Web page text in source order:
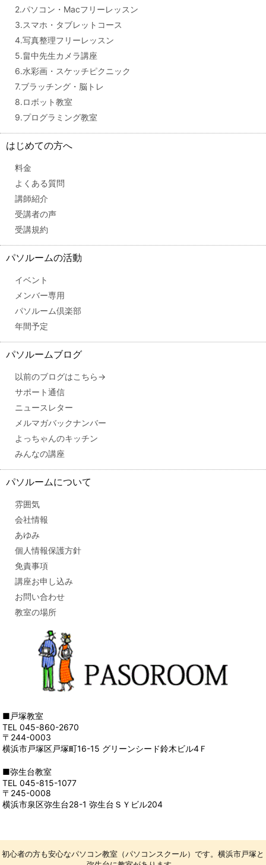
2.パソコン・Macフリーレッスン
3.スマホ・タブレットコース
4.写真整理フリーレッスン
5.畠中先生カメラ講座
6.水彩画・スケッチピクニック
7.ブラッチング・脳トレ
8.ロボット教室
9.プログラミング教室
はじめての方へ
料金
よくある質問
講師紹介
受講者の声
受講規約
パソルームの活動
イベント
メンバー専用
パソルーム倶楽部
年間予定
パソルームブログ
以前のブログはこちら→
サポート通信
ニュースレター
メルマガバックナンバー
よっちゃんのキッチン
みんなの講座
パソルームについて
雰囲気
会社情報
あゆみ
個人情報保護方針
免責事項
講座お申し込み
お問い合わせ
教室の場所
■戸塚教室
TEL 045-860-2670
〒244-0003
横浜市戸塚区戸塚町16-15 グリーンシード鈴木ビル4Ｆ
■弥生台教室
TEL 045-815-1077
〒245-0008
横浜市泉区弥生台28-1 弥生台ＳＹビル204
初心者の方も安心なパソコン教室（パソコンスクール）です。横浜市戸塚と